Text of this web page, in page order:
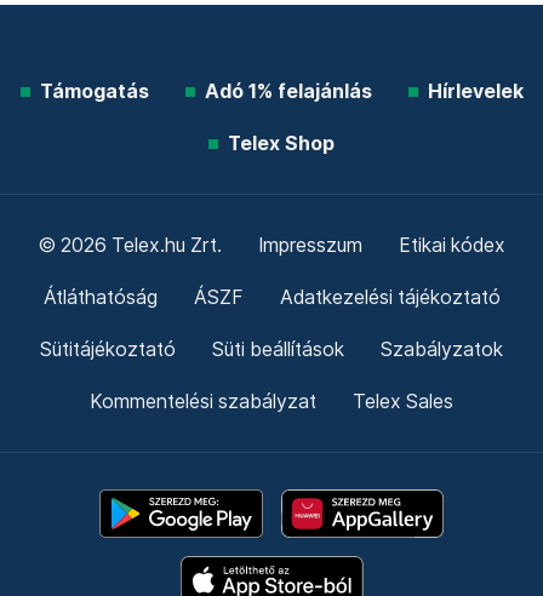
Támogatás Adó 1% felajánlás Hírlevelek
Telex Shop
© 2026 Telex.hu Zrt. Impresszum Etikai kódex
Átláthatóság ÁSZF Adatkezelési tájékoztató
Sütitájékoztató Süti beállítások Szabályzatok
Kommentelési szabályzat Telex Sales